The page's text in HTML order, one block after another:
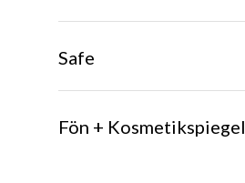
Safe
Fön + Kosmetikspiegel